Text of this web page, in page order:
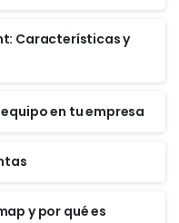
Características y
en tu empresa
y por qué es